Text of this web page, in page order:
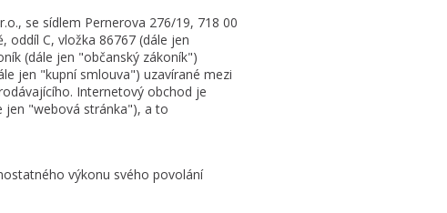
se sídlem Pernerova 276/19, 718 00
oddíl C, vložka 86767 (dále jen
(dále jen "občanský zákoník")
jen "kupní smlouva") uzavírané mezi
Internetový obchod je
jen "webová stránka"), a to
výkonu svého povolání